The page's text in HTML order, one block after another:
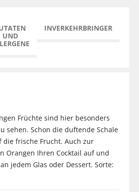
UND
INVERKEHRBRINGER
Früchte sind hier besonders
sehen. Schon die duftende Schale
die frische Frucht. Auch zur
Orangen Ihren Cocktail auf und
jedem Glas oder Dessert. Sorte: